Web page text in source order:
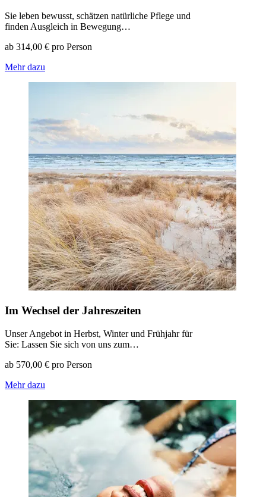
Sie leben bewusst, schätzen natürliche Pflege und
finden Ausgleich in Bewegung…
ab 314,00 € pro Person
Mehr dazu
Im Wechsel der Jahreszeiten
Unser Angebot in Herbst, Winter und Frühjahr für
Sie: Lassen Sie sich von uns zum…
ab 570,00 € pro Person
Mehr dazu